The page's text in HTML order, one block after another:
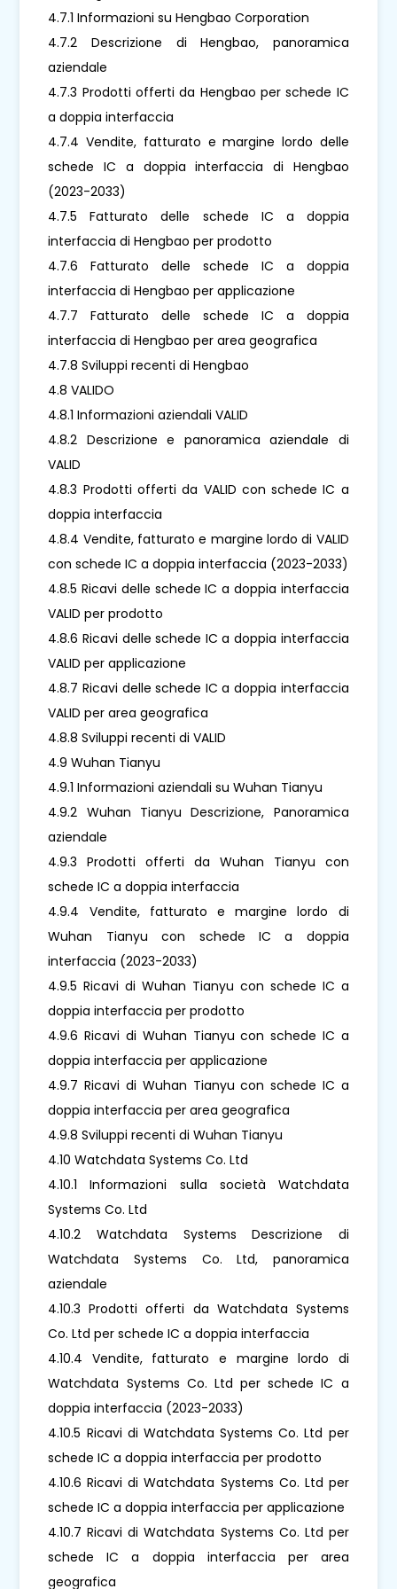
4.7.1 Informazioni su Hengbao Corporation
4.7.2 Descrizione di Hengbao, panoramica
aziendale
4.7.3 Prodotti offerti da Hengbao per schede IC
a doppia interfaccia
4.7.4 Vendite, fatturato e margine lordo delle
schede IC a doppia interfaccia di Hengbao
(2023-2033)
4.7.5 Fatturato delle schede IC a doppia
interfaccia di Hengbao per prodotto
4.7.6 Fatturato delle schede IC a doppia
interfaccia di Hengbao per applicazione
4.7.7 Fatturato delle schede IC a doppia
interfaccia di Hengbao per area geografica
4.7.8 Sviluppi recenti di Hengbao
4.8 VALIDO
4.8.1 Informazioni aziendali VALID
4.8.2 Descrizione e panoramica aziendale di
VALID
4.8.3 Prodotti offerti da VALID con schede IC a
doppia interfaccia
4.8.4 Vendite, fatturato e margine lordo di VALID
con schede IC a doppia interfaccia (2023-2033)
4.8.5 Ricavi delle schede IC a doppia interfaccia
VALID per prodotto
4.8.6 Ricavi delle schede IC a doppia interfaccia
VALID per applicazione
4.8.7 Ricavi delle schede IC a doppia interfaccia
VALID per area geografica
4.8.8 Sviluppi recenti di VALID
4.9 Wuhan Tianyu
4.9.1 Informazioni aziendali su Wuhan Tianyu
4.9.2 Wuhan Tianyu Descrizione, Panoramica
aziendale
4.9.3 Prodotti offerti da Wuhan Tianyu con
schede IC a doppia interfaccia
4.9.4 Vendite, fatturato e margine lordo di
Wuhan Tianyu con schede IC a doppia
interfaccia (2023-2033)
4.9.5 Ricavi di Wuhan Tianyu con schede IC a
doppia interfaccia per prodotto
4.9.6 Ricavi di Wuhan Tianyu con schede IC a
doppia interfaccia per applicazione
4.9.7 Ricavi di Wuhan Tianyu con schede IC a
doppia interfaccia per area geografica
4.9.8 Sviluppi recenti di Wuhan Tianyu
4.10 Watchdata Systems Co. Ltd
4.10.1 Informazioni sulla società Watchdata
Systems Co. Ltd
4.10.2 Watchdata Systems Descrizione di
Watchdata Systems Co. Ltd, panoramica
aziendale
4.10.3 Prodotti offerti da Watchdata Systems
Co. Ltd per schede IC a doppia interfaccia
4.10.4 Vendite, fatturato e margine lordo di
Watchdata Systems Co. Ltd per schede IC a
doppia interfaccia (2023-2033)
4.10.5 Ricavi di Watchdata Systems Co. Ltd per
schede IC a doppia interfaccia per prodotto
4.10.6 Ricavi di Watchdata Systems Co. Ltd per
schede IC a doppia interfaccia per applicazione
4.10.7 Ricavi di Watchdata Systems Co. Ltd per
schede IC a doppia interfaccia per area
geografica